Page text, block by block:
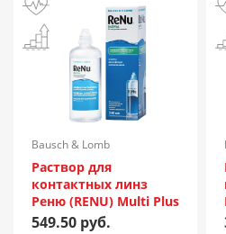
Bausch & Lomb
Incorporated/Италия
Раствор для
контактных линз
Реню (RENU) Multi Plus
240мл + контейнер
549.50 руб.